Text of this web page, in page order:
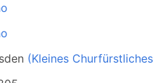
(Kleines